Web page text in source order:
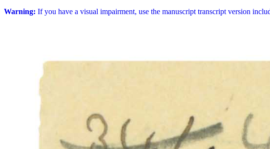
Warning: If you have a visual impairment, use the manuscript transcript version